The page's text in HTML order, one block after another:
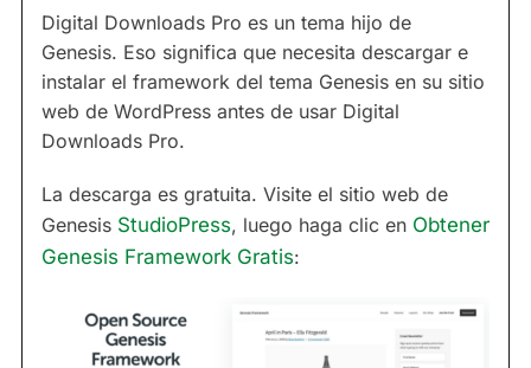
Digital Downloads Pro es un tema hijo de
Genesis. Eso significa que necesita descargar e
instalar el framework del tema Genesis en su sitio
web de WordPress antes de usar Digital
Downloads Pro.
La descarga es gratuita. Visite el sitio web de
Genesis StudioPress, luego haga clic en Obtener
Genesis Framework Gratis: